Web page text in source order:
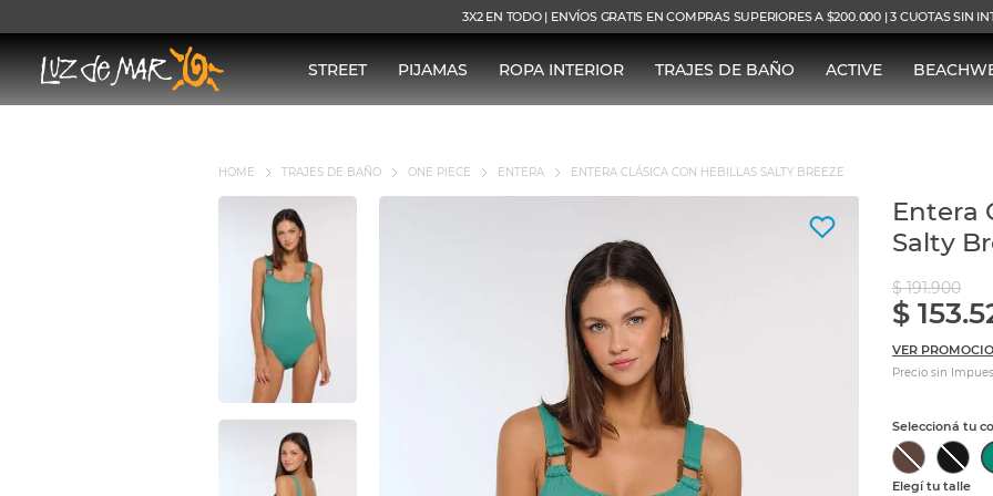
3X2 EN TODO | ENVÍOS GRATIS EN COMPRAS SUPERIORES A $200.000 | 3 CUOTAS SIN
STREET PIJAMAS ROPA INTERIOR TRAJES DE BAÑO ACTIVE
TRAJES DE BAÑO ONE PIECE ENTERA ENTERA CLÁSICA CON HEBILLAS SALTY BREEZE
Entera
Salty
$ 191.900
$ 153.
VER
Precio sin